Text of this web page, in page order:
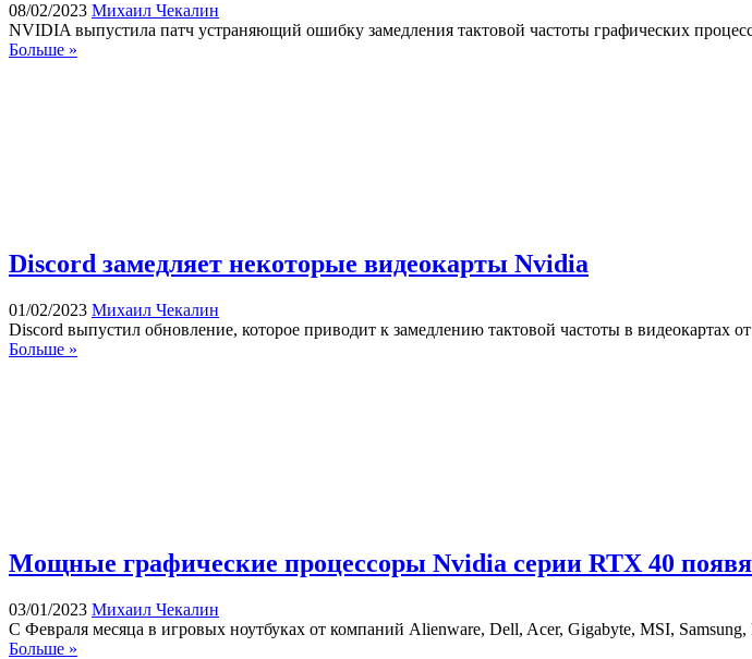
08/02/2023 Михаил Чекалин
NVIDIA выпустила патч устраняющий ошибку замедления тактовой частоты графических
Больше »
Discord замедляет некоторые видеокарты Nvidia
01/02/2023 Михаил Чекалин
Discord выпустил обновление, которое приводит к замедлению тактовой частоты в видеокартах
Больше »
Мощные графические процессоры Nvidia серии RTX 40
03/01/2023 Михаил Чекалин
С Февраля месяца в игровых ноутбуках от компаний Alienware, Dell, Acer, Gigabyte, MSI,
Больше »